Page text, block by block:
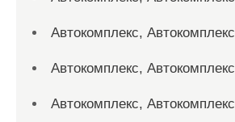
Автокомплекс, Автокомплекс
Автокомплекс, Автокомплекс
Автокомплекс, Автокомплекс